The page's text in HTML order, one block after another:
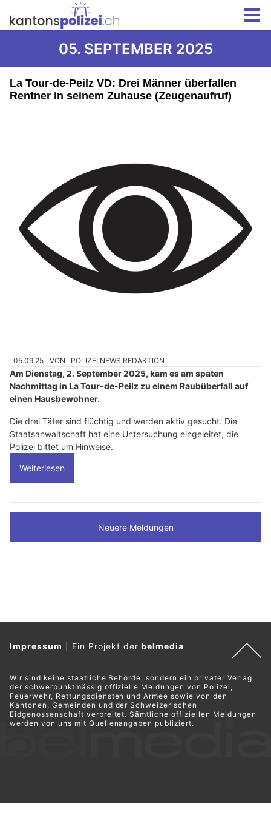
05. SEPTEMBER 2025
La Tour-de-Peilz VD: Drei Männer überfallen
Rentner in seinem Zuhause (Zeugenaufruf)
05.09.25 VON POLIZEI.NEWS REDAKTION
Am Dienstag, 2. September 2025, kam es am späten
Nachmittag in La Tour-de-Peilz zu einem Raubüberfall auf
einen Hausbewohner.
Die drei Täter sind flüchtig und werden aktiv gesucht. Die
Staatsanwaltschaft hat eine Untersuchung eingeleitet, die
Polizei bittet um Hinweise.
Weiterlesen
Neuere Meldungen
Impressum Ein Projekt derbelmedia
Wir sind keine staatliche Behörde, sondern ein privater Verlag,
der schwerpunktmässig offizielle Meldungen von Polizei,
Feuerwehr, Rettungsdiensten und Armee sowie von den
Kantonen, Gemeinden und der Schweizerischen
Eidgenossenschaft verbreitet. Sämtliche offiziellen Meldungen
werden von uns mit Quellenangaben publiziert.